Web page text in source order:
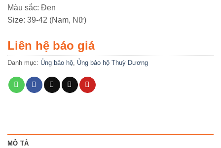
Màu sắc: Đen
Size: 39-42 (Nam, Nữ)
Liên hệ báo giá
Danh mục: Ủng bảo hộ, Ủng bảo hộ Thuỳ Dương
MÔ TẢ